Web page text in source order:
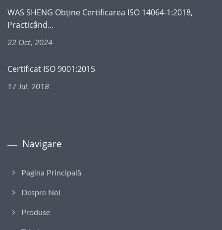
WAS SHENG Obține Certificarea ISO 14064-1:2018,
Practicând...
22 Oct, 2024
Certificat ISO 9001:2015
17 Jul, 2018
Navigare
Pagina Principală
Despre Noi
Produse